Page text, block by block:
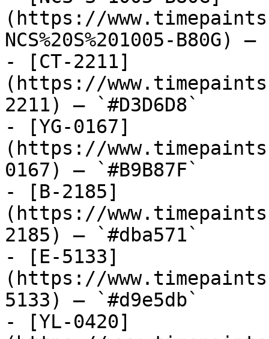
(https://
NCS%20S%201005-B80G)
- [CT-2211]
(https://
2211) — `#D3D6D8`
- [YG-0167]
(https://
0167) — `#B9B87F`
- [B-2185]
(https://
2185) — `#dba571`
- [E-5133]
(https://
5133) — `#d9e5db`
- [YL-0420]